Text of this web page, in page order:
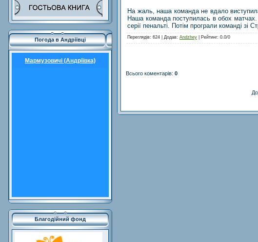
Погода в Андріївці
Мармузовичі (Андріївка)
Благодійний фонд
На жаль, наша команда не вдало
Наша команда поступилась в обох
серії пенальті. Потім програли команді зі
Переглядів: 624 | Додав: Andzhey Рейтинг: 0.0/0
Всього коментарів: 0